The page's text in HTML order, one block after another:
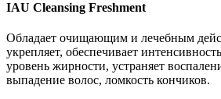
IAU Cleansing Freshment
Обладает очищающим и лечебным
укрепляет, обеспечивает
уровень жирности, устраняет
выпадение волос, ломкость кончиков.